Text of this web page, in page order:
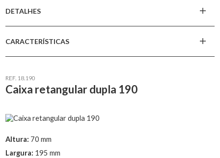
DETALHES
CARACTERÍSTICAS
REF. 18.190
Caixa retangular dupla 190
Altura: 70 mm
Largura: 195 mm